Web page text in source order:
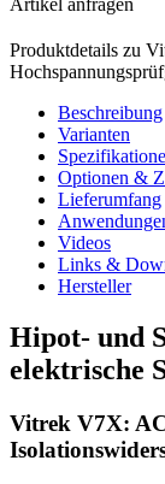
Artikel anfragen
Produktdetails zu
Beschreibung
Varianten
Optionen &
Lieferumfang
Videos
Links &
Hersteller
Hipot- und
elektrische
Vitrek V7X: